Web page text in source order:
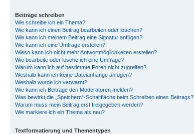
Beiträge schreiben
Wie schreibe ich ein Thema?
Wie kann ich einen Beitrag bearbeiten oder löschen?
Wie kann ich meinem Beitrag eine Signatur anfügen?
Wie kann ich eine Umfrage erstellen?
Wieso kann ich nicht mehr Antwortmöglichkeiten erstellen?
Wie bearbeite oder lösche ich eine Umfrage?
Warum kann ich auf bestimmte Foren nicht zugreifen?
Weshalb kann ich keine Dateianhänge anfügen?
Weshalb wurde ich verwarnt?
Wie kann ich Beiträge den Moderatoren melden?
Was bewirkt die „Speichern“-Schaltfläche beim Schreiben eines Beitrags?
Warum muss mein Beitrag erst freigegeben werden?
Wie markiere ich ein Thema als neu?
Textformatierung und Thementypen